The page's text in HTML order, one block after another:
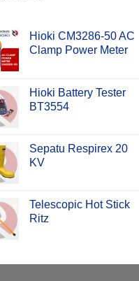
Hioki CM3286-50 AC
Clamp Power Meter
Hioki Battery Tester
BT3554
Sepatu Respirex 20
KV
Telescopic Hot Stick
Ritz